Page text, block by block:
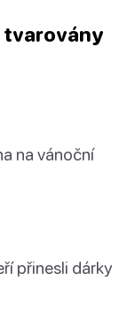
tvarovány
na vánoční
přinesli dárky